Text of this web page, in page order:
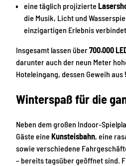
eine täglich projizierte
die Musik, Licht und
einzigartigen Erlebnis verbindet
Insgesamt lassen über700.000
darunter auch der neun Meter
Hoteleingang, dessen Geweih aus
Winterspaß für die
Neben dem großen Indoor-
Gäste eine Kunsteisbahn, eine
sowie verschiedene
– bereits tagsüber geöffnet sind.